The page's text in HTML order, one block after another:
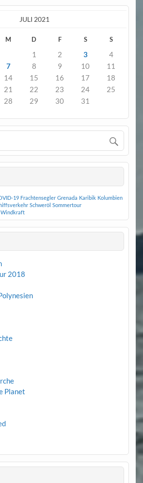
JULI 2021
M D F S S
1 2 3
4
7 8 9 10
11
14 15 16 17
18
21 22 23 24
25
28 29 30
31
19 Frachtensegler Grenada Karibik Kolumbien
Schweröl Sommertour
Windkraft
2018
Planet